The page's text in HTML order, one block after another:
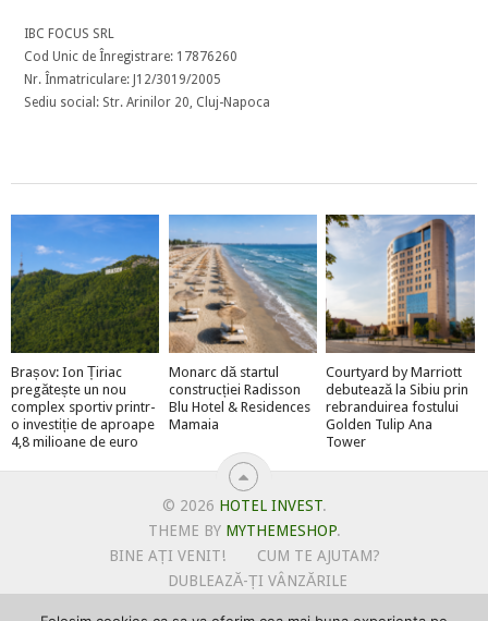
IBC FOCUS SRL
Cod Unic de Înregistrare: 17876260
Nr. Înmatriculare: J12/3019/2005
Sediu social: Str. Arinilor 20, Cluj-Napoca
Brașov: Ion Țiriac
pregătește un nou
complex sportiv printr-
o investiție de aproape
4,8 milioane de euro
Monarc dă startul
construcției Radisson
Blu Hotel & Residences
Mamaia
Courtyard by Marriott
debutează la Sibiu prin
rebranduirea fostului
Golden Tulip Ana
Tower
© 2026 HOTEL INVEST.
THEME BY MYTHEMESHOP.
BINE AȚI VENIT!
CUM TE AJUTAM?
DUBLEAZĂ-ȚI VÂNZĂRILE